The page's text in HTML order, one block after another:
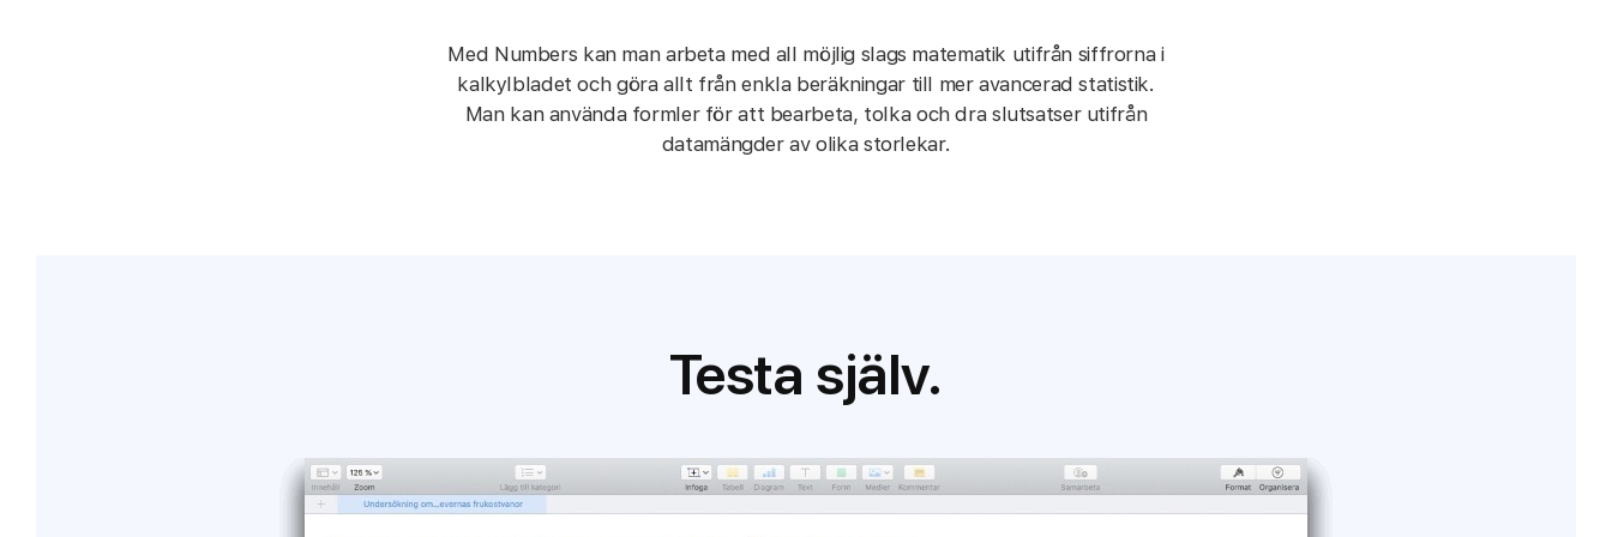
Med Numbers kan man arbeta med all möjlig slags matematik utifrån siffrorna i
kalkylbladet och göra allt från enkla beräkningar till mer avancerad statistik.
Man kan använda formler för att bearbeta, tolka och dra slutsatser utifrån
datamängder av olika storlekar.
Testa själv.